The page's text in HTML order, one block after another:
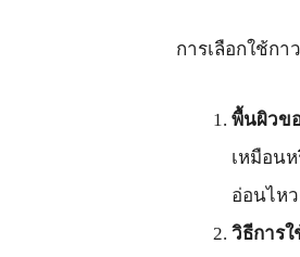
การเลือกใช้ก
พื้นผิวขอ
เหมือน
อ่อนไห
วิธีการใ